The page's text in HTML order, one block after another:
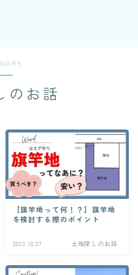
のお話
【旗竿地って何！？】旗竿地
を検討する際のポイント
2023.10.27 土地探しのお話